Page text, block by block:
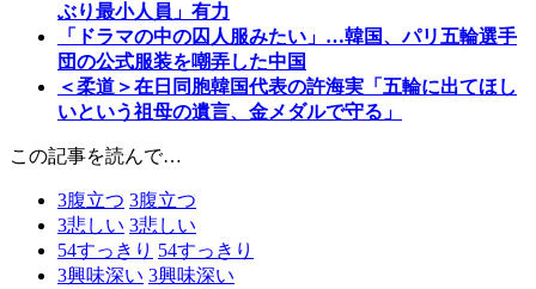
ぶり最小人員」有力
「ドラマの中の囚人服みたい」…韓国、パリ五輪選手
団の公式服装を嘲弄した中国
＜柔道＞在日同胞韓国代表の許海実「五輪に出てほし
いという祖母の遺言、金メダルで守る」
この記事を読んで…
3腹立つ 3腹立つ
3悲しい 3悲しい
54すっきり 54すっきり
3興味深い 3興味深い